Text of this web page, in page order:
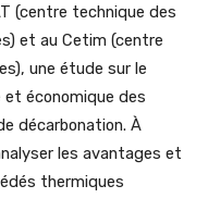
(centre technique des
et au Cetim (centre
une étude sur le
économique des
décarbonation. À
les avantages et
thermiques